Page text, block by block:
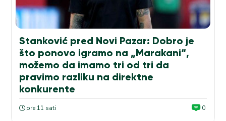
Stanković pred Novi Pazar: Dobro je
što ponovo igramo na „Marakani“,
možemo da imamo tri od tri da
pravimo razliku na direktne
konkurente
pre 11 sati 0